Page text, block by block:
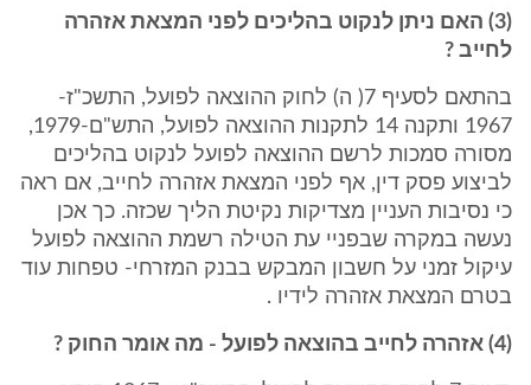
(3) האם ניתן לנקוט בהליכים לפני המצאת אזהרה
לחייב ?
בהתאם לסעיף 7( ה) לחוק ההוצאה לפועל, התשכ"ז-
1967 ותקנה 14 לתקנות ההוצאה לפועל, התש"ם-1979,
מסורה סמכות לרשם ההוצאה לפועל לנקוט בהליכים
לביצוע פסק דין, אף לפני המצאת אזהרה לחייב, אם ראה
כי נסיבות העניין מצדיקות נקיטת הליך שכזה. כך אכן
נעשה במקרה שבפניי עת הטילה רשמת ההוצאה לפועל
עיקול זמני על חשבון המבקש בבנק המזרחי- טפחות עוד
בטרם המצאת אזהרה לידיו .
(4) אזהרה לחייב בהוצאה לפועל - מה אומר החוק ?